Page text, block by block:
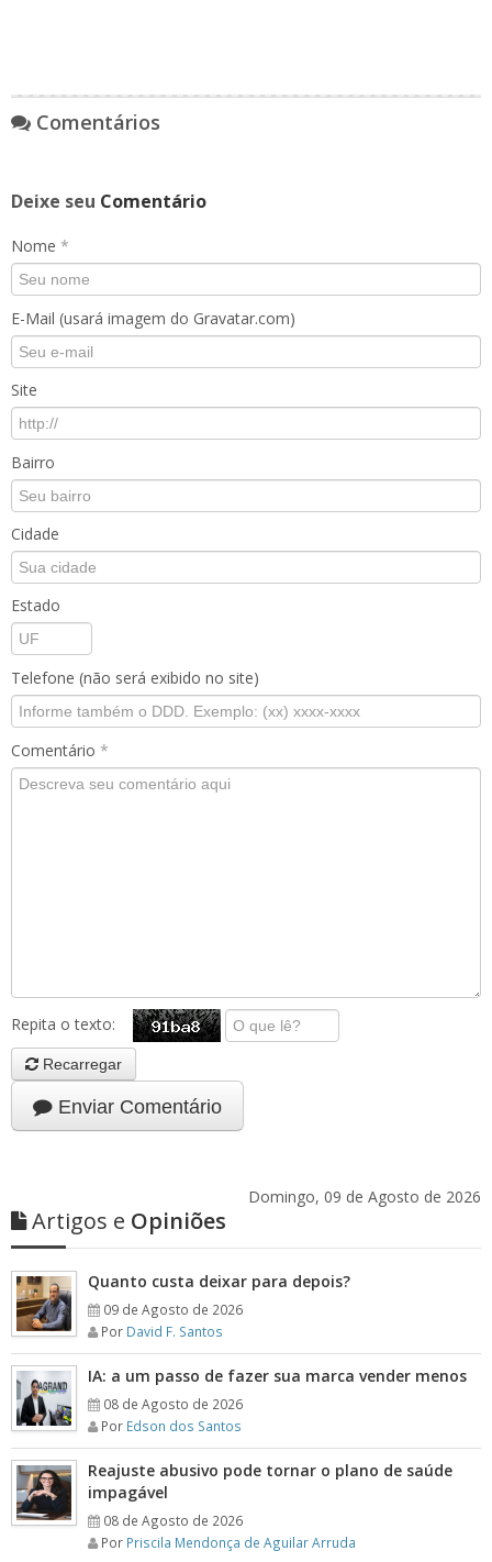
Comentários
Deixe seu Comentário
Nome *
E-Mail (usará imagem do Gravatar.com)
Site
Bairro
Cidade
Estado
Telefone (não será exibido no site)
Comentário *
Repita o texto:
Recarregar
Enviar Comentário
Domingo, 09 de Agosto de 2026
Artigos e Opiniões
Quanto custa deixar para depois?
09 de Agosto de 2026
Por David F. Santos
IA: a um passo de fazer sua marca vender menos
08 de Agosto de 2026
Por Edson dos Santos
Reajuste abusivo pode tornar o plano de saúde
impagável
08 de Agosto de 2026
Por Priscila Mendonça de Aguilar Arruda